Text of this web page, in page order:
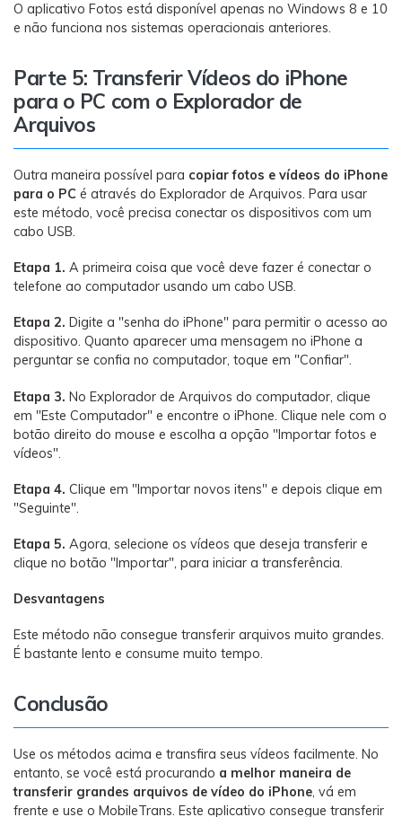
O aplicativo Fotos está disponível apenas no Windows 8 e 10
e não funciona nos sistemas operacionais anteriores.
Parte 5: Transferir Vídeos do iPhone
para o PC com o Explorador de
Arquivos
Outra maneira possível para copiar fotos e vídeos do iPhone
para o PC é através do Explorador de Arquivos. Para usar
este método, você precisa conectar os dispositivos com um
cabo USB.
Etapa 1. A primeira coisa que você deve fazer é conectar o
telefone ao computador usando um cabo USB.
Etapa 2. Digite a "senha do iPhone" para permitir o acesso ao
dispositivo. Quanto aparecer uma mensagem no iPhone a
perguntar se confia no computador, toque em "Confiar".
Etapa 3. No Explorador de Arquivos do computador, clique
em "Este Computador" e encontre o iPhone. Clique nele com o
botão direito do mouse e escolha a opção "Importar fotos e
vídeos".
Etapa 4. Clique em "Importar novos itens" e depois clique em
"Seguinte".
Etapa 5. Agora, selecione os vídeos que deseja transferir e
clique no botão "Importar", para iniciar a transferência.
Desvantagens
Este método não consegue transferir arquivos muito grandes.
É bastante lento e consume muito tempo.
Conclusão
Use os métodos acima e transfira seus vídeos facilmente. No
entanto, se você está procurando a melhor maneira de
transferir grandes arquivos de vídeo do iPhone, vá em
frente e use o MobileTrans. Este aplicativo consegue transferir